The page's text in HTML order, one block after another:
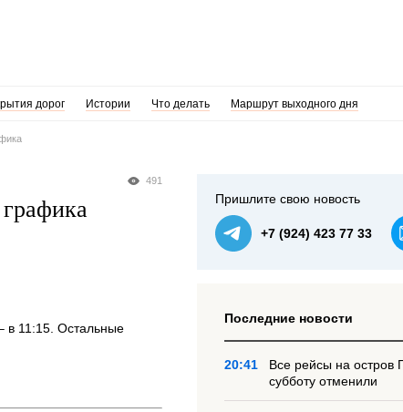
дорог Истории Что делать Маршрут выходного дня
491
в 11:15. Остальные
Пришлите свою новость
+7 (924) 423 77 33
Последние новости
20:41
Все рейсы на остров
субботу отменили